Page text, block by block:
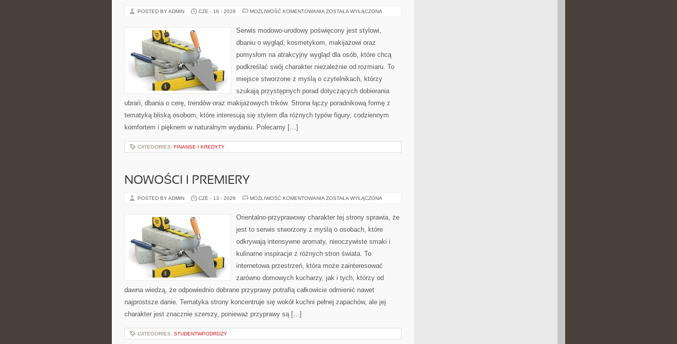
POSTED BY ADMIN CZE - 16 - 2026 MOŻLIWOŚĆ KOMENTOWANIA BIELIZNA
KĄPIELOWE
ZOSTAŁA WYŁĄCZONA
Serwis modowo-urodowy poświęcony jest stylowi,
dbaniu o wygląd, kosmetykom, makijażowi oraz
pomysłom na atrakcyjny wygląd dla osób, które chcą
podkreślać swój charakter niezależnie od rozmiaru. To
miejsce stworzone z myślą o czytelnikach, którzy
szukają przystępnych porad dotyczących dobierania
ubrań, dbania o cerę, trendów oraz makijażowych trików. Strona łączy poradnikową formę z
tematyką bliską osobom, które interesują się stylem dla różnych typów figury, codziennym
komfortem i pięknem w naturalnym wydaniu. Polecamy […]
CATEGORIES: FINANSE I KREDYTY
NOWOŚCI I PREMIERY
POSTED BY ADMIN CZE - 13 - 2026 MOŻLIWOŚĆ KOMENTOWANIA NOWOŚCI
ZOSTAŁA WYŁĄCZONA
Orientalno-przyprawowy charakter tej strony sprawia, że
jest to serwis stworzony z myślą o osobach, które
odkrywają intensywne aromaty, nieoczywiste smaki i
kulinarne inspiracje z różnych stron świata. To
internetowa przestrzeń, która może zainteresować
zarówno domowych kucharzy, jak i tych, którzy od
dawna wiedzą, że odpowiednio dobrane przyprawy potrafią całkowicie odmienić nawet
najprostsze danie. Tematyka strony koncentruje się wokół kuchni pełnej zapachów, ale jej
charakter jest znacznie szerszy, ponieważ przyprawy są […]
CATEGORIES: STUDENTWPODROZY